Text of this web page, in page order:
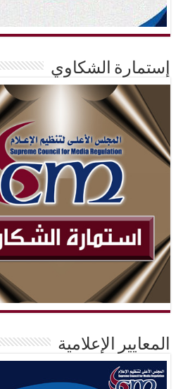
إستمارة الشكاوي
المعايير الإعلامية